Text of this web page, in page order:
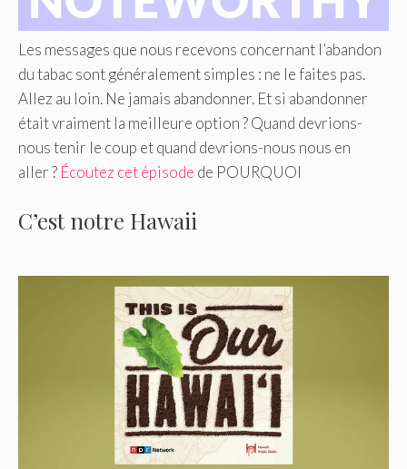
Les messages que nous recevons concernant l’abandon
du tabac sont généralement simples : ne le faites pas.
Allez au loin. Ne jamais abandonner. Et si abandonner
était vraiment la meilleure option ? Quand devrions-
nous tenir le coup et quand devrions-nous nous en
aller ? Écoutez cet épisode de POURQUOI
C’est notre Hawaii